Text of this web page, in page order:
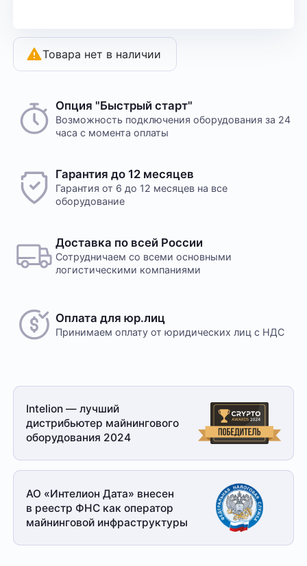
Товара нет в наличии
Опция "Быстрый старт"
Возможность подключения оборудования за 24
часа с момента оплаты
Гарантия до 12 месяцев
Гарантия от 6 до 12 месяцев на все
оборудование
Доставка по всей России
Сотрудничаем со всеми основными
логистическими компаниями
Оплата для юр.лиц
Принимаем оплату от юридических лиц с НДС
Intelion — лучший
дистрибьютер майнингового
оборудования 2024
АО «Интелион Дата» внесен
в реестр ФНС как оператор
майнинговой инфраструктуры